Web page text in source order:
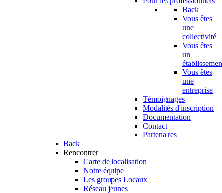
Back
Vous êtes
une
collectivité
Vous êtes
un
Vous êtes
une
entreprise
Témoignages
Modalités d'inscription
Documentation
Contact
Partenaires
Back
Rencontrer
Carte de localisation
Notre équipe
Les groupes Locaux
Réseau jeunes